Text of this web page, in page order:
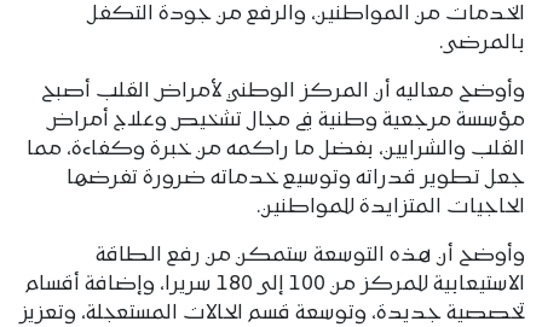
الخدمات من المواطنين، والرفع من جودة التكفل
بالمرضى.
وأوضح معاليه أن المركز الوطني لأمراض القلب أصبح
مؤسسة مرجعية وطنية في مجال تشخيص وعلاج أمراض
القلب والشرايين، بفضل ما راكمه من خبرة وكفاءة، مما
جعل تطوير قدراته وتوسيع خدماته ضرورة تفرضها
الحاجيات المتزايدة للمواطنين.
وأوضح أن هذه التوسعة ستمكن من رفع الطاقة
الاستيعابية للمركز من 100 إلى 180 سريرا، وإضافة أقسام
تخصصية جديدة، وتوسعة قسم الحالات المستعجلة، وتعزيز